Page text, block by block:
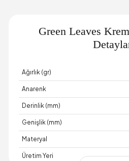
Green Leaves
Ağırlık (gr)
Anarenk
Derinlik (mm)
Genişlik (mm)
Materyal
Üretim Yeri